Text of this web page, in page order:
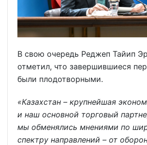
В свою очередь Реджеп Тайип
отметил, что завершившиеся
были плодотворными.
«Казахстан – крупнейшая
и наш основной торговый
мы обменялись мнениями по
спектру направлений – от